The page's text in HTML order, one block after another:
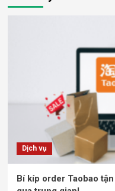
Dịch vụ
Bí kíp order Taobao